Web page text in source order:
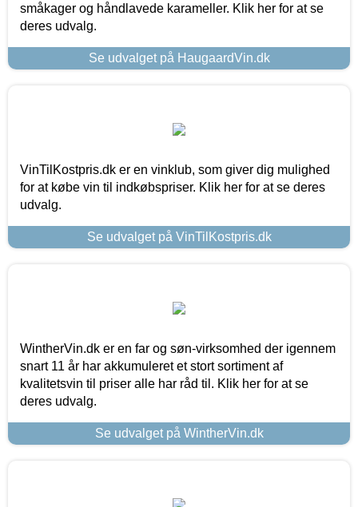
småkager og håndlavede karameller. Klik her for at se
deres udvalg.
Se udvalget på HaugaardVin.dk
VinTilKostpris.dk er en vinklub, som giver dig mulighed
for at købe vin til indkøbspriser. Klik her for at se deres
udvalg.
Se udvalget på VinTilKostpris.dk
WintherVin.dk er en far og søn-virksomhed der igennem
snart 11 år har akkumuleret et stort sortiment af
kvalitetsvin til priser alle har råd til. Klik her for at se
deres udvalg.
Se udvalget på WintherVin.dk